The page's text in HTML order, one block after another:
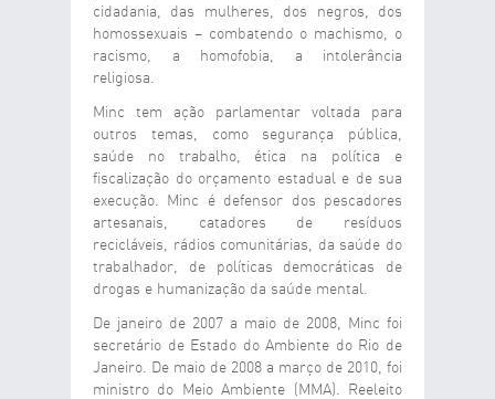
cidadania, das mulheres, dos negros, dos
homossexuais – combatendo o machismo, o
racismo, a homofobia, a intolerância
religiosa.
Minc tem ação parlamentar voltada para
outros temas, como segurança pública,
saúde no trabalho, ética na política e
fiscalização do orçamento estadual e de sua
execução. Minc é defensor dos pescadores
artesanais, catadores de resíduos
recicláveis, rádios comunitárias, da saúde do
trabalhador, de políticas democráticas de
drogas e humanização da saúde mental.
De janeiro de 2007 a maio de 2008, Minc foi
secretário de Estado do Ambiente do Rio de
Janeiro. De maio de 2008 a março de 2010, foi
ministro do Meio Ambiente (MMA). Reeleito